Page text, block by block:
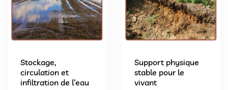
Stockage,
circulation et
infiltration de l’eau
Support physique
stable pour le
vivant